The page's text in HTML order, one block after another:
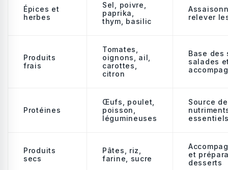
Épices et
herbes
Sel, poivre,
paprika,
thym, basilic
relever
Produits
frais
Tomates,
oignons, ail,
carottes,
citron
Base des
salades
Protéines
Œufs, poulet,
poisson,
légumineuses
Source de
Produits
secs
Pâtes, riz,
farine, sucre
et
desserts